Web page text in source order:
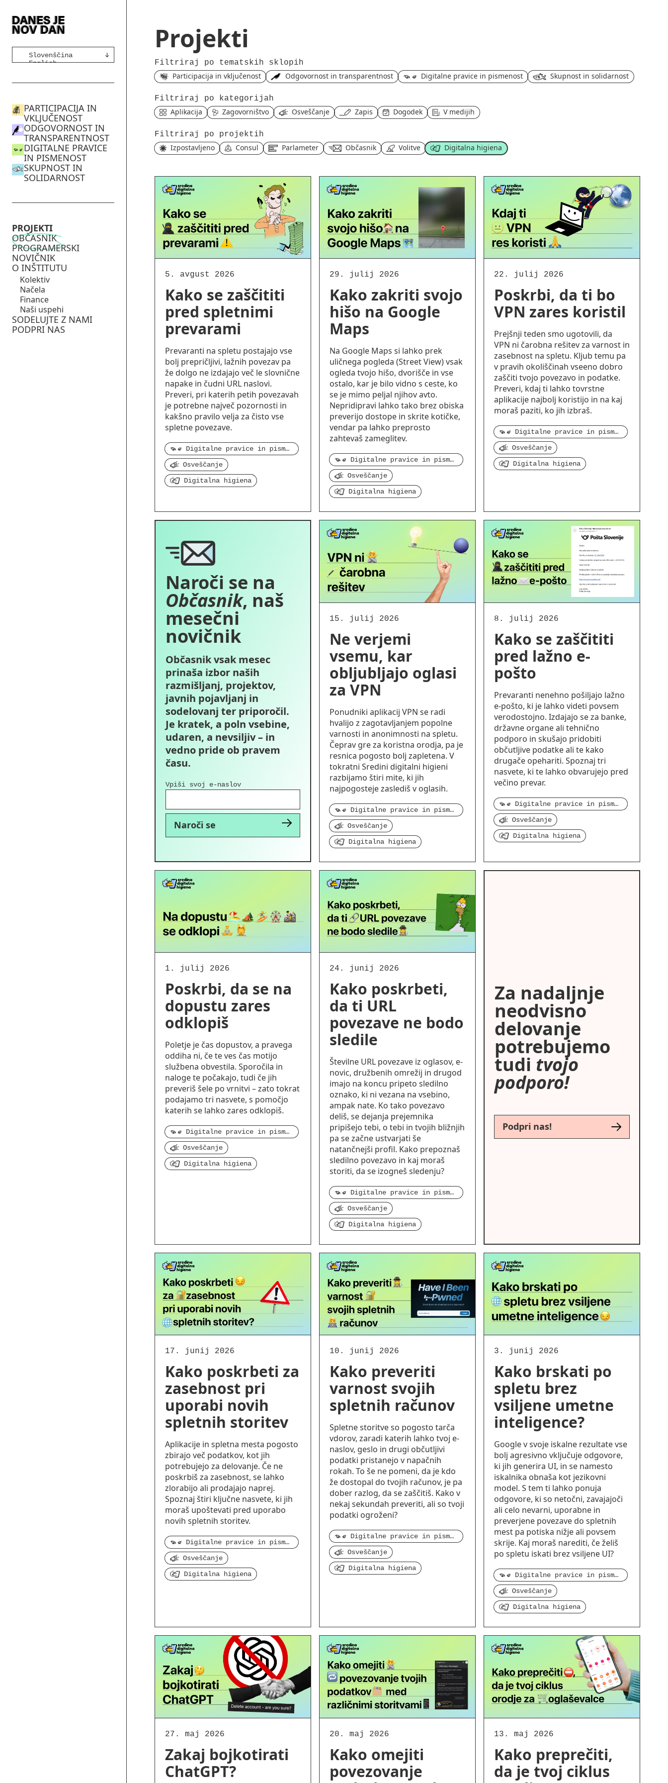
🇸🇮 Slovenščina
🇬🇧 English
PARTICIPACIJA IN
VKLJUČENOST
ODGOVORNOST IN
TRANSPARENTNOST
DIGITALNE PRAVICE
IN PISMENOST
SKUPNOST IN
SOLIDARNOST
PROJEKTI
OBČASNIK
PROGRAMERSKI
NOVIČNIK
O INŠTITUTU
Kolektiv
Načela
Finance
Naši uspehi
SODELUJTE Z NAMI
PODPRI NAS
Projekti
Filtriraj po tematskih sklopih
Participacija in vključenost Odgovornost in transparentnost Digitalne pravice in pismenost Skupnost in solidarnost
Filtriraj po kategorijah
Aplikacija Zagovorništvo Osveščanje Zapis Dogodek V medijih
Filtriraj po projektih
Izpostavljeno Consul Parlameter Občasnik Volitve Digitalna higiena
5. avgust 2026
Kako se zaščititi
pred spletnimi
prevarami
Prevaranti na spletu postajajo vse
bolj prepričljivi, lažnih povezav pa
že dolgo ne izdajajo več le slovnične
napake in čudni URL naslovi.
Preveri, pri katerih petih povezavah
je potrebne največ pozornosti in
kakšno pravilo velja za čisto vse
spletne povezave.
Digitalne pravice in pismenost
Osveščanje
Digitalna higiena
29. julij 2026
Kako zakriti svojo
hišo na Google
Maps
Na Google Maps si lahko prek
uličnega pogleda (Street View) vsak
ogleda tvojo hišo, dvorišče in vse
ostalo, kar je bilo vidno s ceste, ko
se je mimo peljal njihov avto.
Nepridipravi lahko tako brez obiska
preverijo dostope in skrite kotičke,
vendar pa lahko preprosto
zahtevaš zameglitev.
Digitalne pravice in pismenost
Osveščanje
Digitalna higiena
22. julij 2026
Poskrbi, da ti bo
VPN zares koristil
Prejšnji teden smo ugotovili, da
VPN ni čarobna rešitev za varnost in
zasebnost na spletu. Kljub temu pa
v pravih okoliščinah vseeno dobro
zaščiti tvojo povezavo in podatke.
Preveri, kdaj ti lahko tovrstne
aplikacije najbolj koristijo in na kaj
moraš paziti, ko jih izbraš.
Digitalne pravice in pismenost
Osveščanje
Digitalna higiena
Naroči se na
Občasnik, naš
mesečni
novičnik
Občasnik vsak mesec
prinaša izbor naših
razmišljanj, projektov,
javnih pojavljanj in
sodelovanj ter priporočil.
Je kratek, a poln vsebine,
udaren, a nevsiljiv – in
vedno pride ob pravem
času.
Vpiši svoj e-naslov
Naroči se
15. julij 2026
Ne verjemi
vsemu, kar
obljubljajo oglasi
za VPN
Ponudniki aplikacij VPN se radi
hvalijo z zagotavljanjem popolne
varnosti in anonimnosti na spletu.
Čeprav gre za koristna orodja, pa je
resnica pogosto bolj zapletena. V
tokratni Sredini digitalni higieni
razbijamo štiri mite, ki jih
najpogosteje zaslediš v oglasih.
Digitalne pravice in pismenost
Osveščanje
Digitalna higiena
8. julij 2026
Kako se zaščititi
pred lažno e-
pošto
Prevaranti nenehno pošiljajo lažno
e-pošto, ki je lahko videti povsem
verodostojno. Izdajajo se za banke,
državne organe ali tehnično
podporo in skušajo pridobiti
občutljive podatke ali te kako
drugače opehariti. Spoznaj tri
nasvete, ki te lahko obvarujejo pred
večino prevar.
Digitalne pravice in pismenost
Osveščanje
Digitalna higiena
1. julij 2026
Poskrbi, da se na
dopustu zares
odklopiš
Poletje je čas dopustov, a pravega
oddiha ni, če te ves čas motijo
službena obvestila. Sporočila in
naloge te počakajo, tudi če jih
preveriš šele po vrnitvi – zato tokrat
podajamo tri nasvete, s pomočjo
katerih se lahko zares odklopiš.
Digitalne pravice in pismenost
Osveščanje
Digitalna higiena
24. junij 2026
Kako poskrbeti,
da ti URL
povezave ne bodo
sledile
Številne URL povezave iz oglasov, e-
novic, družbenih omrežij in drugod
imajo na koncu pripeto sledilno
oznako, ki ni vezana na vsebino,
ampak nate. Ko tako povezavo
deliš, se dejanja prejemnika
pripišejo tebi, o tebi in tvojih bližnjih
pa se začne ustvarjati še
natančnejši profil. Kako prepoznaš
sledilno povezavo in kaj moraš
storiti, da se izogneš sledenju?
Digitalne pravice in pismenost
Osveščanje
Digitalna higiena
Za nadaljnje
neodvisno
delovanje
potrebujemo
tudi tvojo
podporo!
Podpri nas!
17. junij 2026
Kako poskrbeti za
zasebnost pri
uporabi novih
spletnih storitev
Aplikacije in spletna mesta pogosto
zbirajo več podatkov, kot jih
potrebujejo za delovanje. Če ne
poskrbiš za zasebnost, se lahko
zlorabijo ali prodajajo naprej.
Spoznaj štiri ključne nasvete, ki jih
moraš upoštevati pred uporabo
novih spletnih storitev.
Digitalne pravice in pismenost
Osveščanje
Digitalna higiena
10. junij 2026
Kako preveriti
varnost svojih
spletnih računov
Spletne storitve so pogosto tarča
vdorov, zaradi katerih lahko tvoj e-
naslov, geslo in drugi občutljivi
podatki pristanejo v napačnih
rokah. To še ne pomeni, da je kdo
že dostopal do tvojih računov, je pa
dober razlog, da se zaščitiš. Kako v
nekaj sekundah preveriti, ali so tvoji
podatki ogroženi?
Digitalne pravice in pismenost
Osveščanje
Digitalna higiena
3. junij 2026
Kako brskati po
spletu brez
vsiljene umetne
inteligence?
Google v svoje iskalne rezultate vse
bolj agresivno vključuje odgovore,
ki jih generira UI, in se namesto
iskalnika obnaša kot jezikovni
model. S tem ti lahko ponuja
odgovore, ki so netočni, zavajajoči
ali celo nevarni, uporabne in
preverjene povezave do spletnih
mest pa potiska nižje ali povsem
skrije. Kaj moraš narediti, če želiš
po spletu iskati brez vsiljene UI?
Digitalne pravice in pismenost
Osveščanje
Digitalna higiena
27. maj 2026
Zakaj bojkotirati
ChatGPT?
20. maj 2026
Kako omejiti
povezovanje
13. maj 2026
Kako preprečiti,
da je tvoj ciklus